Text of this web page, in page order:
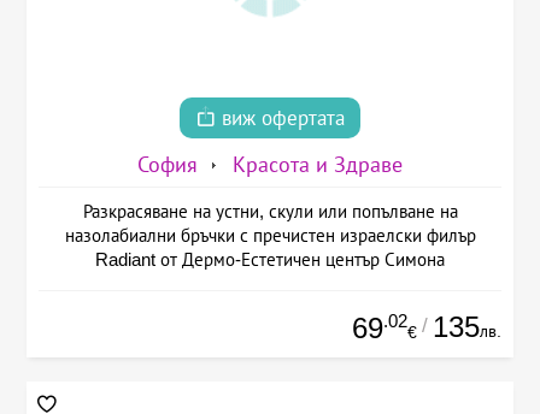
виж офертата
София Красота и Здраве
Разкрасяване на устни, скули или попълване на
назолабиални бръчки с пречистен израелски филър
Radiant от Дермо-Естетичен център Симона
69.02
€ / 135лв.